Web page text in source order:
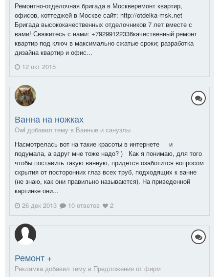
Ремонтно-отделочная бригада в Москверемонт квартир,
офисов, коттеджей в Москве сайт: http://otdelka-msk.net
Бригада высококачественных отделочников 7 лет вместе с
вами! Свяжитесь с нами: +79299122336качественный ремонт
квартир под ключ в максимально сжатые сроки; разработка
дизайна квартир и офис...
12 окт 2015
Ванна на ножках
Owl добавил тему в Ванные и санузлы
Насмотрелась вот на такие красоты в интернете и
подумала, а вдруг мне тоже надо? ) Как я понимаю, для того
чтобы поставить такую ванную, придется озаботится вопросом
скрытия от посторонних глаз всех труб, подходящих к ванне
(не знаю, как они правильно называются). На приведенной
картинке они...
26 дек 2013
10 ответов 2
Ремонт +
Рекламка добавил тему в Предложения от фирм